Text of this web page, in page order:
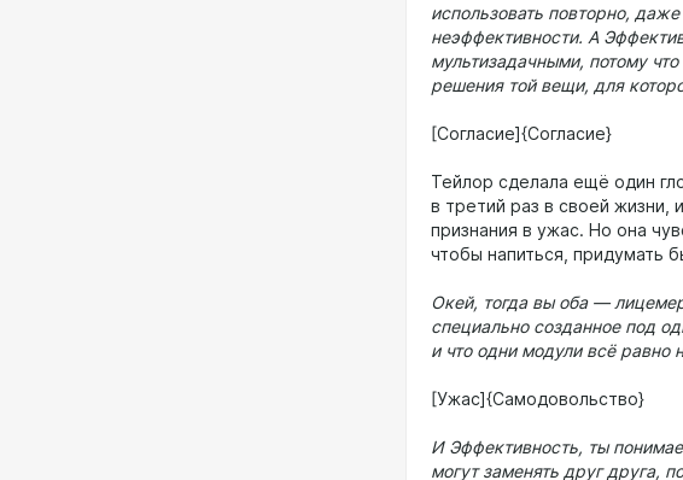
использовать повторно,
неэффективности. А
мультизадачными, потому
решения той вещи, для
[Согласие]{Согласие}
Тейлор сделала ещё один
в третий раз в своей жизни,
признания в ужас. Но она
чтобы напиться, придумать
Окей, тогда вы оба —
специально созданное под
и что одни модули всё равно
[Ужас]{Самодовольство}
И Эффективность, ты
могут заменять друг друга,